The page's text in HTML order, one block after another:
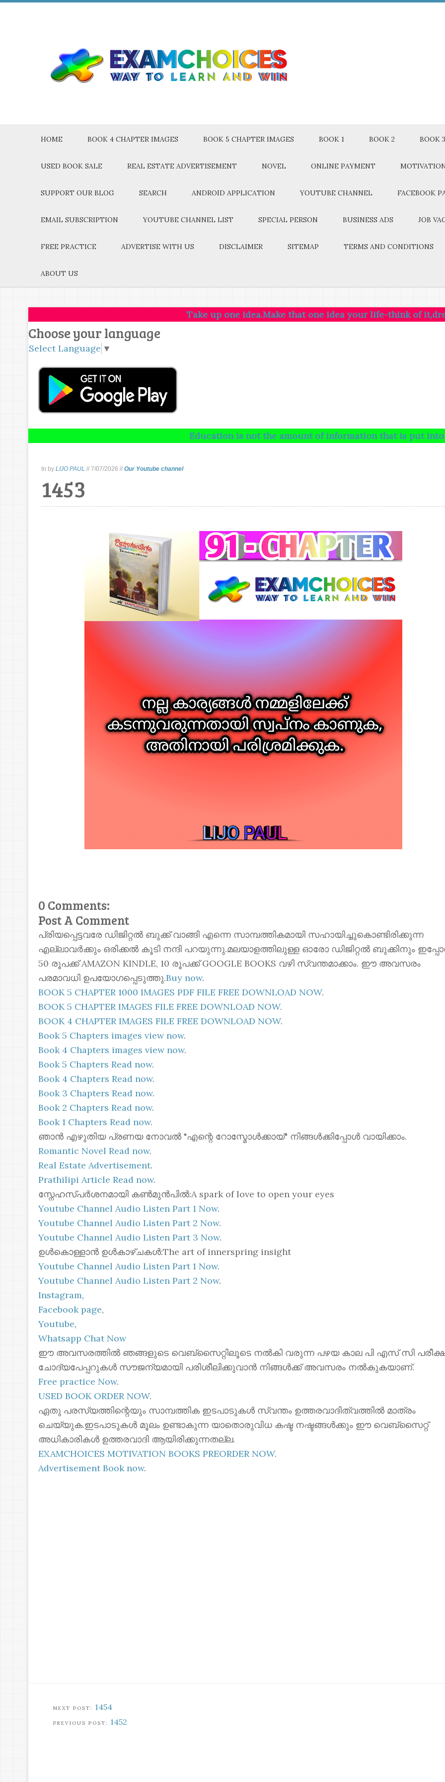
HOME BOOK 4 CHAPTER IMAGES BOOK 5 CHAPTER IMAGES BOOK 1 BOOK 2 BOOK 3
USED BOOK SALE REAL ESTATE ADVERTISEMENT NOVEL ONLINE PAYMENT
SUPPORT OUR BLOG SEARCH ANDROID APPLICATION YOUTUBE CHANNEL FACEBOOK
EMAIL SUBSCRIPTION YOUTUBE CHANNEL LIST SPECIAL PERSON BUSINESS ADS JOB
FREE PRACTICE ADVERTISE WITH US DISCLAIMER SITEMAP TERMS AND CONDITIONS
ABOUT US
Take up one idea.Make that one idea your life-think of it,dream of
Choose your language
Select Language ▼
Education is not the amount of information that is put into your
In by LIJO PAUL // 7/07/2026 // Our Youtube channel
1453
0 Comments:
Post A Comment
പ്രിയപ്പെട്ടവരേ ഡിജിറ്റൽ ബുക്ക് വാങ്ങി എന്നെ സാമ്പത്തികമായി സഹായിച്ചുകൊണ്ടിരിക്കുന്ന
എല്ലാവർക്കും ഒരിക്കൽ കൂടി നന്ദി പറയുന്നു.മലയാളത്തിലുള്ള ഓരോ ഡിജിറ്റൽ ബുക്കിനും
50 രൂപക്ക് AMAZON KINDLE, 10 രൂപക്ക് GOOGLE BOOKS വഴി സ്വന്തമാക്കാം. ഈ അവസരം
പരമാവധി ഉപയോഗപ്പെടുത്തു.Buy now.
BOOK 5 CHAPTER 1000 IMAGES PDF FILE FREE DOWNLOAD NOW.
BOOK 5 CHAPTER IMAGES FILE FREE DOWNLOAD NOW.
BOOK 4 CHAPTER IMAGES FILE FREE DOWNLOAD NOW.
Book 5 Chapters images view now.
Book 4 Chapters images view now.
Book 5 Chapters Read now.
Book 4 Chapters Read now.
Book 3 Chapters Read now.
Book 2 Chapters Read now.
Book 1 Chapters Read now.
ഞാൻ എഴുതിയ പ്രണയ നോവൽ "എന്റെ റോസ്മോൾക്കായ്" നിങ്ങൾക്കിപ്പോൾ വായിക്കാം.
Romantic Novel Read now.
Real Estate Advertisement.
Prathilipi Article Read now.
സ്നേഹസ്പർശനമായി കൺമുൻപിൽ:A spark of love to open your eyes
Youtube Channel Audio Listen Part 1 Now.
Youtube Channel Audio Listen Part 2 Now.
Youtube Channel Audio Listen Part 3 Now.
ഉൾകൊള്ളാൻ ഉൾകാഴ്ചകൾ:The art of innerspring insight
Youtube Channel Audio Listen Part 1 Now.
Youtube Channel Audio Listen Part 2 Now.
Instagram,
Facebook page,
Youtube,
Whatsapp Chat Now
ഈ അവസരത്തിൽ ഞങ്ങളുടെ വെബ്സൈറ്റിലൂടെ നൽകി വരുന്ന പഴയ കാല പി എസ് സി
ചോദ്യപേപ്പറുകൾ സൗജന്യമായി പരിശീലിക്കുവാൻ നിങ്ങൾക്ക് അവസരം നൽകുകയാണ്.
Free practice Now.
USED BOOK ORDER NOW.
ഏതു പരസ്യത്തിന്റെയും സാമ്പത്തിക ഇടപാടുകൾ സ്വന്തം ഉത്തരവാദിത്വത്തിൽ മാത്രം
ചെയ്യുക.ഇടപാടുകൾ മൂലം ഉണ്ടാകുന്ന യാതൊരുവിധ കഷ്ട നഷ്ടങ്ങൾക്കും ഈ വെബ്സൈറ്റ്
അധികാരികൾ ഉത്തരവാദി ആയിരിക്കുന്നതല്ല.
EXAMCHOICES MOTIVATION BOOKS PREORDER NOW.
Advertisement Book now.
1454
1452